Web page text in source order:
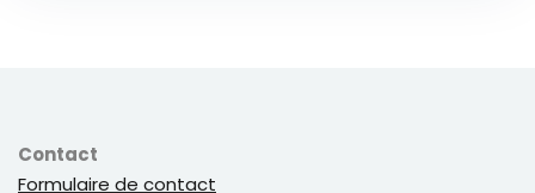
Contact
Formulaire de contact